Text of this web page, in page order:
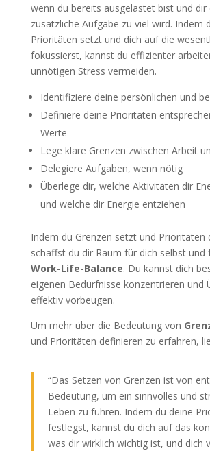
wenn du bereits ausgelastet bist und dir
zusätzliche Aufgabe zu viel wird. Indem
Prioritäten setzt und dich auf die
fokussierst, kannst du effizienter
unnötigen Stress vermeiden.
Identifiziere deine persönlichen und
Definiere deine Prioritäten
Werte
Lege klare Grenzen zwischen Arbeit
Delegiere Aufgaben, wenn nötig
Überlege dir, welche Aktivitäten dir
und welche dir Energie entziehen
Indem du Grenzen setzt und Prioritäten
schaffst du dir Raum für dich selbst und
Work-Life-Balance. Du kannst dich
eigenen Bedürfnisse konzentrieren und
effektiv vorbeugen.
Um mehr über die Bedeutung von
und Prioritäten definieren zu erfahren,
“Das Setzen von Grenzen ist von
Bedeutung, um ein sinnvolles und
Leben zu führen. Indem du deine
festlegst, kannst du dich auf das
was dir wirklich wichtig ist, und dich